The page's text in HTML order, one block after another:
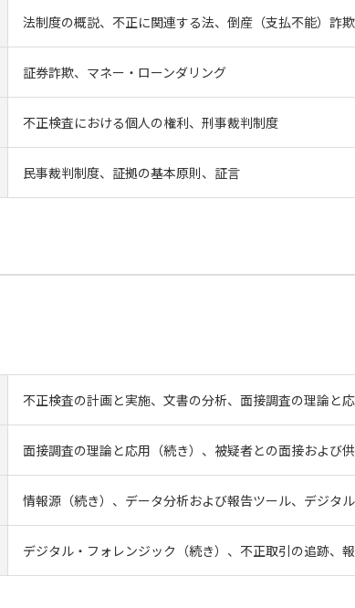
法制度の概説、不正に関連する法、倒産（支払不能）詐欺
証券詐欺、マネー・ローンダリング
不正検査における個人の権利、刑事裁判制度
民事裁判制度、証拠の基本原則、証言
不正検査の計画と実施、文書の分析、面接調査の理論と
面接調査の理論と応用（続き）、被疑者との面接および
情報源（続き）、データ分析および報告ツール、デジタ
デジタル・フォレンジック（続き）、不正取引の追跡、